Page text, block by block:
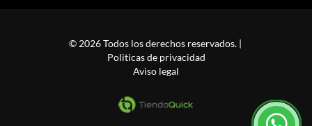
© 2026 Todos los derechos reservados. |
Politicas de privacidad
Aviso legal